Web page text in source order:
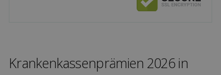
Kranken­kassen­prämien 2026 in